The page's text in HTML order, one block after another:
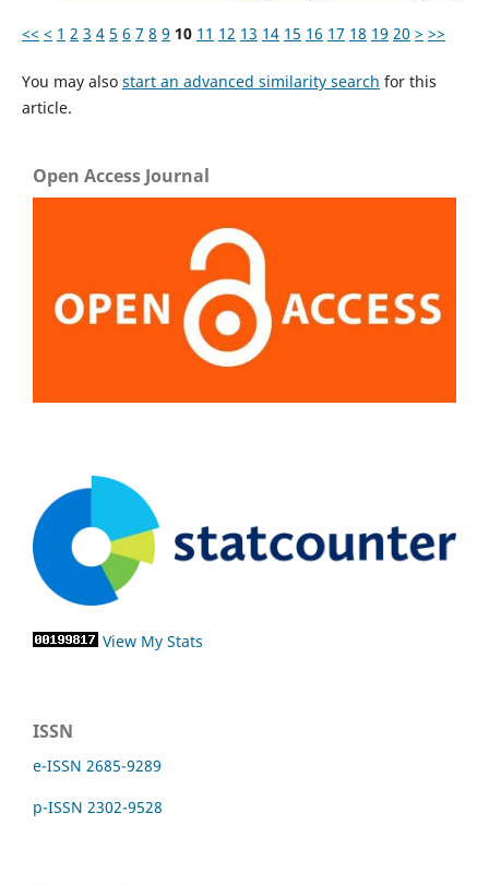
<< < 1 2 3 4 5 6 7 8 9 10 11 12 13 14 15 16 17 18 19 20 > >>
You may also start an advanced similarity search for this
article.
Open Access Journal
View My Stats
ISSN
e-ISSN 2685-9289
p-ISSN 2302-9528